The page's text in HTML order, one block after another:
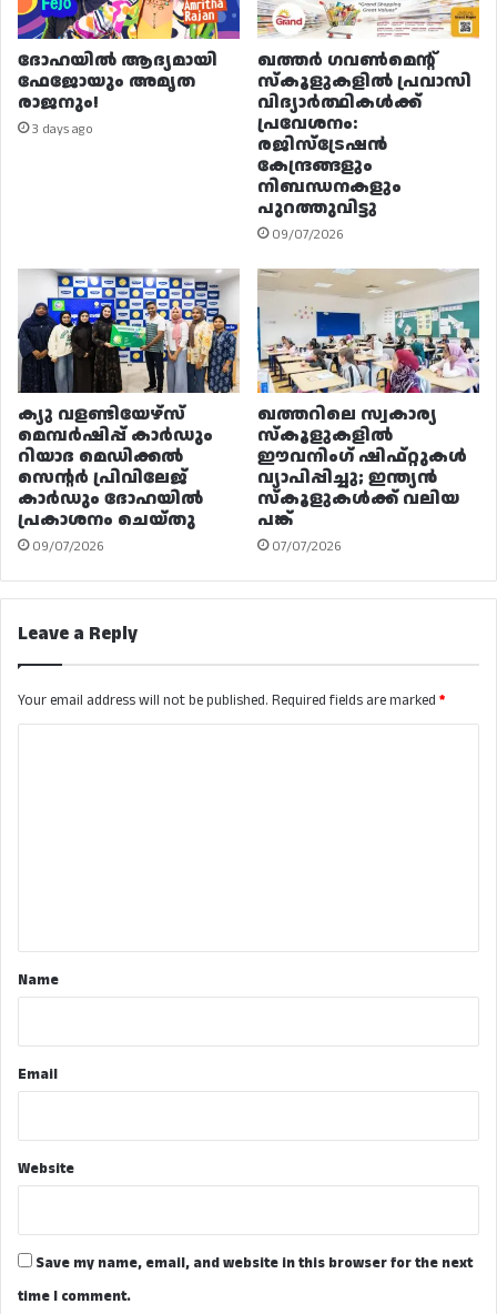
ദോഹയിൽ ആദ്യമായി
ഫേജോയും അമൃത
രാജനും!
3 days ago
ഖത്തർ ഗവൺമെന്റ്
സ്കൂളുകളിൽ പ്രവാസി
വിദ്യാർത്ഥികൾക്ക്
പ്രവേശനം:
രജിസ്ട്രേഷൻ
കേന്ദ്രങ്ങളും
നിബന്ധനകളും
പുറത്തുവിട്ടു
09/07/2026
ക്യു വളണ്ടിയേഴ്‌സ്
മെമ്പർഷിപ്പ് കാർഡും
റിയാദ മെഡിക്കൽ
സെന്റർ പ്രിവിലേജ്
കാർഡും ദോഹയിൽ
പ്രകാശനം ചെയ്തു
09/07/2026
ഖത്തറിലെ സ്വകാര്യ
സ്കൂളുകളിൽ
ഈവനിംഗ് ഷിഫ്റ്റുകൾ
വ്യാപിപ്പിച്ചു; ഇന്ത്യൻ
സ്കൂളുകൾക്ക് വലിയ
പങ്ക്
07/07/2026
Leave a Reply
Your email address will not be published. Required fields are marked *
*Name
Email
Website
Save my name, email, and website in this browser for the next
time I comment.